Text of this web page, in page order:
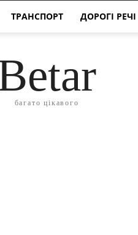
ТРАНСПОРТ ДОРОГІ РЕЧІ
багато цікавого